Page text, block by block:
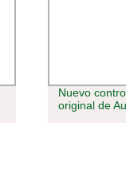
Nuevo
original de